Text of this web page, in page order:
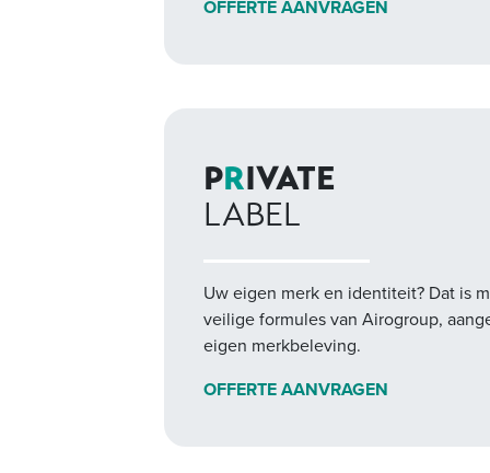
OFFERTE AANVRAGEN
PRIVATE
LABEL
Uw eigen merk en identiteit? Dat is
veilige formules van Airogroup,
eigen merkbeleving.
OFFERTE AANVRAGEN